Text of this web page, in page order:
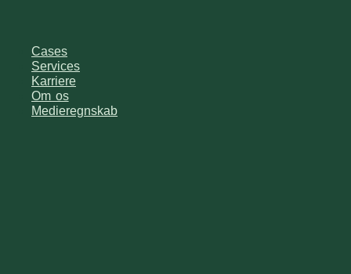
Cases
Services
Karriere
Om os
Medieregnskab